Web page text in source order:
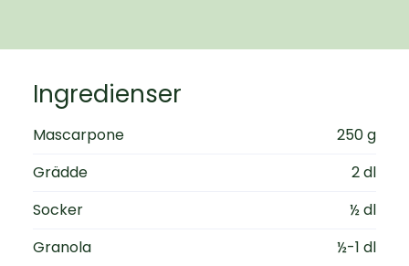
Ingredienser
Mascarpone
250 g
Grädde
2 dl
Socker
½ dl
Granola
½-1 dl